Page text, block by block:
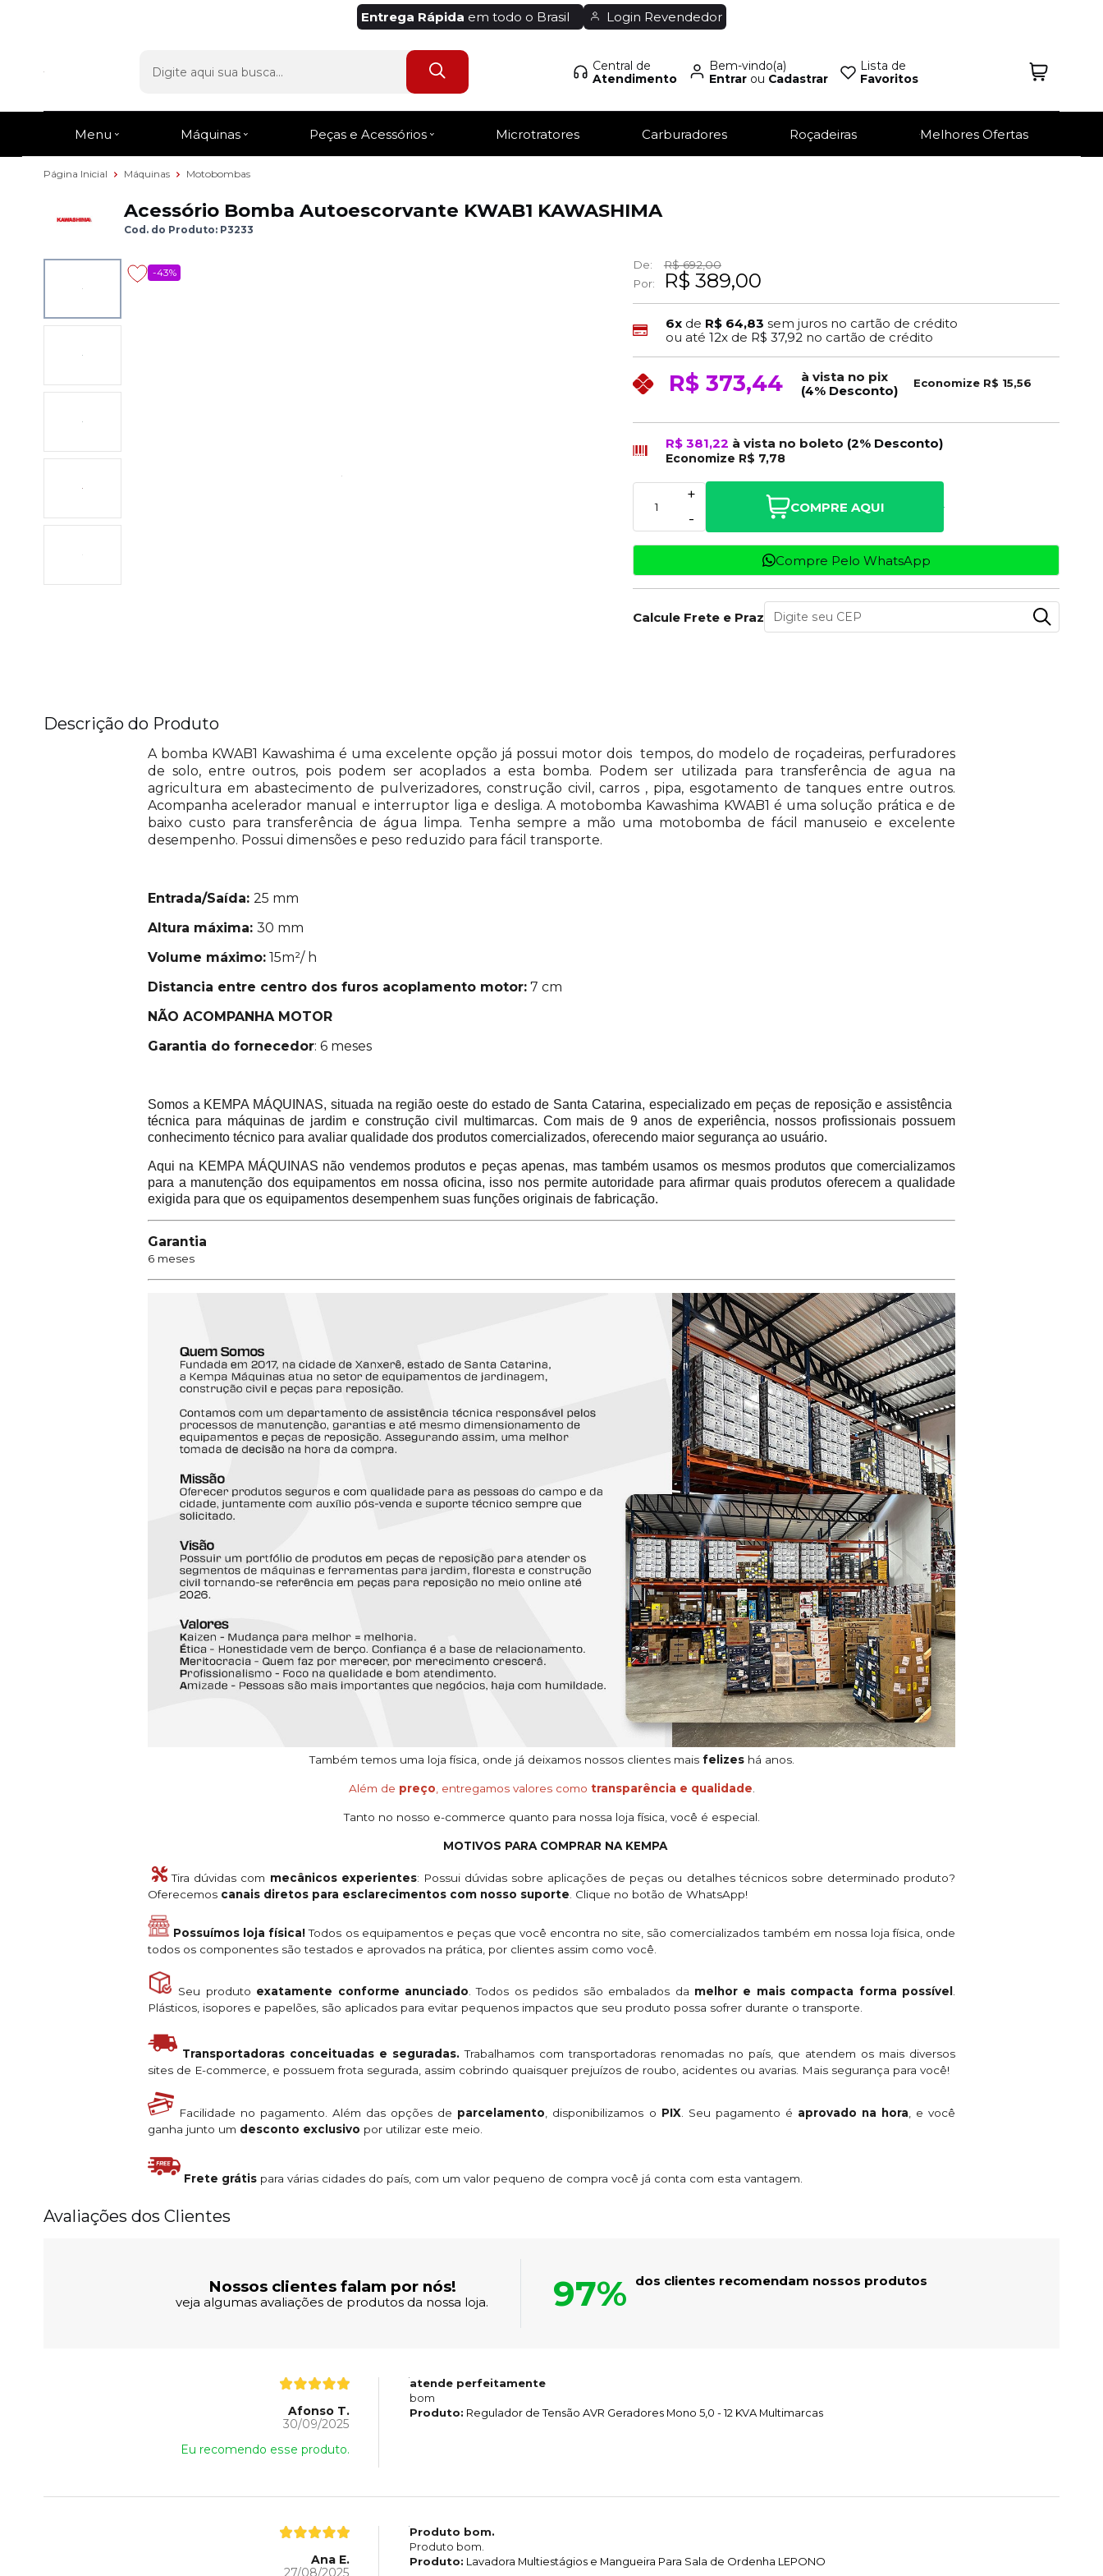
Entrega Rápida em todo o Brasil Login Revendedor
Central de
Atendimento
Bem-vindo(a)
Entrarou Cadastrar
Lista de
Favoritos
Menu Máquinas Peças e Acessórios Microtratores Carburadores Roçadeiras Melhores Ofertas
Página Inicial Máquinas Motobombas
Acessório Bomba Autoescorvante KWAB1 KAWASHIMA
Cod. do Produto: P3233
-43%
De:
R$ 692,00
Por:
R$ 389,00
6x de R$ 64,83 sem juros no cartão de crédito
ou até12x de R$ 37,92 no cartão de crédito
R$ 373,44
à vista no pix
(4% Desconto)
Economize R$ 15,56
R$ 381,22 à vista no boleto (2% Desconto)
Economize R$ 7,78
-
+
COMPRE AQUI
Compre Pelo WhatsApp
Calcule Frete e Prazo
Descrição do Produto
A bomba KWAB1 Kawashima é uma excelente opção já possui motor dois tempos, do modelo de roçadeiras, perfuradores
de solo, entre outros, pois podem ser acoplados a esta bomba. Podem ser utilizada para transferência de agua na
agricultura em abastecimento de pulverizadores, construção civil, carros , pipa, esgotamento de tanques entre outros.
Acompanha acelerador manual e interruptor liga e desliga. A motobomba Kawashima KWAB1 é uma solução prática e de
baixo custo para transferência de água limpa. Tenha sempre a mão uma motobomba de fácil manuseio e excelente
desempenho. Possui dimensões e peso reduzido para fácil transporte.
Entrada/Saída: 25 mm
Altura máxima: 30 mm
Volume máximo: 15m²/ h
Distancia entre centro dos furos acoplamento motor: 7 cm
NÃO ACOMPANHA MOTOR
Garantia do fornecedor: 6 meses
Somos a KEMPA MÁQUINAS, situada na região oeste do estado de Santa Catarina, especializado em peças de reposição e assistência
técnica para máquinas de jardim e construção civil multimarcas. Com mais de 9 anos de experiência, nossos profissionais possuem
conhecimento técnico para avaliar qualidade dos produtos comercializados, oferecendo maior segurança ao usuário.
Aqui na KEMPA MÁQUINAS não vendemos produtos e peças apenas, mas também usamos os mesmos produtos que comercializamos
para a manutenção dos equipamentos em nossa oficina, isso nos permite autoridade para afirmar quais produtos oferecem a qualidade
exigida para que os equipamentos desempenhem suas funções originais de fabricação.
Garantia
6 meses
Também temos uma loja física, onde já deixamos nossos clientes mais felizeshá anos.
Além de preço, entregamos valores como transparência e qualidade.
Tanto no nosso e-commerce quanto para nossa loja física, você é especial.
MOTIVOS PARA COMPRAR NA KEMPA
Tira dúvidas com mecânicos experientes: Possui dúvidas sobre aplicações de peças ou detalhes técnicos sobre determinado produto?
Oferecemos canais diretos para esclarecimentos com nosso suporte. Clique no botão de WhatsApp!
Possuímos loja física!Todos os equipamentos e peças que você encontra no site, são comercializados também em nossa loja física, onde
todos os componentes são testados e aprovados na prática, por clientes assim como você.
Seu produto exatamente conforme anunciado. Todos os pedidos são embalados da melhor e mais compacta forma possível .
Plásticos, isopores e papelões, são aplicados para evitar pequenos impactos que seu produto possa sofrer durante o transporte.
Transportadoras conceituadas e seguradas. Trabalhamos com transportadoras renomadas no país, que atendem os mais diversos
sites de E-commerce, e possuem frota segurada, assim cobrindo quaisquer prejuízos de roubo, acidentes ou avarias. Mais segurança para você!
Facilidade no pagamento. Além das opções de parcelamento, disponibilizamos o PIX. Seu pagamento é aprovado na hora, e você
ganha junto um desconto exclusivo por utilizar este meio.
Frete grátis para várias cidades do país, com um valor pequeno de compra você já conta com esta vantagem.
Avaliações dos Clientes
Nossos clientes falam por nós!
veja algumas avaliações de produtos da nossa loja. 97% dos clientes recomendam nossos produtos
Afonso T.
30/09/2025
Eu recomendo esse produto.
atende perfeitamente
bom
Produto: Regulador de Tensão AVR Geradores Mono 5,0 - 12 KVA Multimarcas
Ana E.
Produto bom.
Produto bom.
Produto: Lavadora Multiestágios e Mangueira Para Sala de Ordenha LEPONO